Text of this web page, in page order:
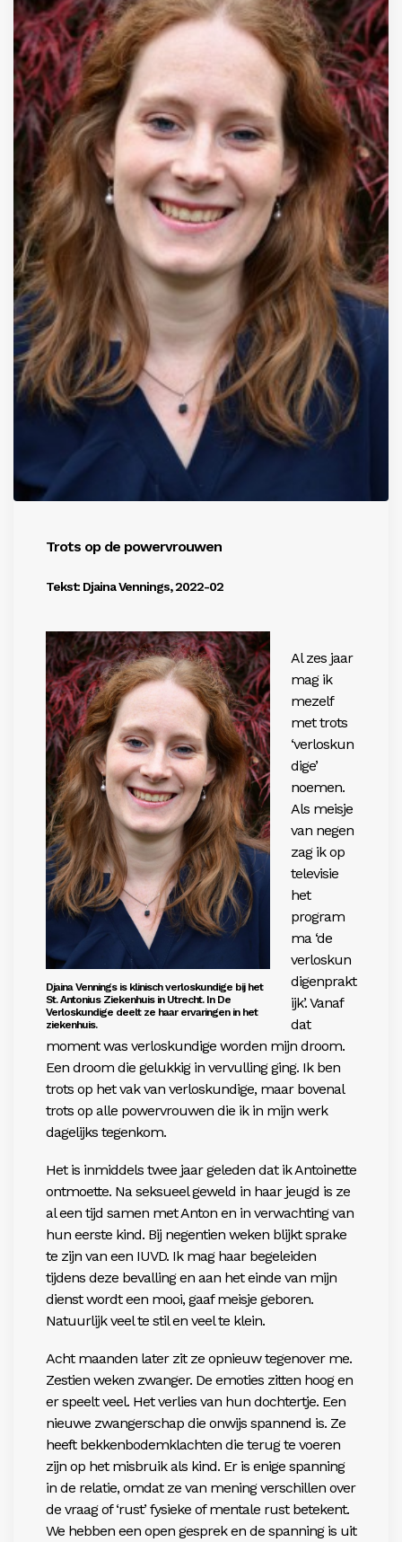
Trots op de powervrouwen
Tekst: Djaina Vennings, 2022-02
Djaina Vennings is klinisch verloskundige bij het
St. Antonius Ziekenhuis in Utrecht. In De
Verloskundige deelt ze haar ervaringen in het
ziekenhuis.
Al zes jaar
mag ik
mezelf
met trots
‘verloskun
dige’
noemen.
Als meisje
van negen
zag ik op
televisie
het
program
ma ‘de
verloskun
digenprakt
ijk’. Vanaf
dat
moment was verloskundige worden mijn droom.
Een droom die gelukkig in vervulling ging. Ik ben
trots op het vak van verloskundige, maar bovenal
trots op alle powervrouwen die ik in mijn werk
dagelijks tegenkom.
Het is inmiddels twee jaar geleden dat ik Antoinette
ontmoette. Na seksueel geweld in haar jeugd is ze
al een tijd samen met Anton en in verwachting van
hun eerste kind. Bij negentien weken blijkt sprake
te zijn van een IUVD. Ik mag haar begeleiden
tijdens deze bevalling en aan het einde van mijn
dienst wordt een mooi, gaaf meisje geboren.
Natuurlijk veel te stil en veel te klein.
Acht maanden later zit ze opnieuw tegenover me.
Zestien weken zwanger. De emoties zitten hoog en
er speelt veel. Het verlies van hun dochtertje. Een
nieuwe zwangerschap die onwijs spannend is. Ze
heeft bekkenbodemklachten die terug te voeren
zijn op het misbruik als kind. Er is enige spanning
in de relatie, omdat ze van mening verschillen over
de vraag of ‘rust’ fysieke of mentale rust betekent.
We hebben een open gesprek en de spanning is uit